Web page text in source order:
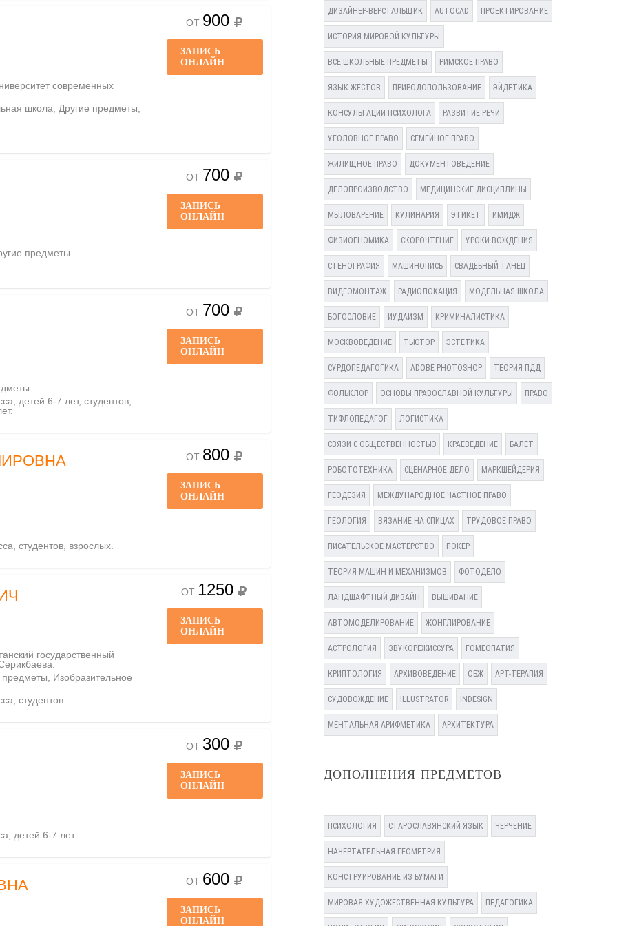
современных
школа, Другие предметы,
ОТ 900
ЗАПИСЬ
ОНЛАЙН
предметы.
ОТ 700
ЗАПИСЬ
ОНЛАЙН
детей 6-7 лет, студентов,
ОТ 700
ЗАПИСЬ
ОНЛАЙН
студентов, взрослых.
ОТ 800
ЗАПИСЬ
ОНЛАЙН
государственный
Изобразительное
студентов.
ОТ 1250
ЗАПИСЬ
ОНЛАЙН
детей 6-7 лет.
ОТ 300
ЗАПИСЬ
ОНЛАЙН
ОТ 600
ЗАПИСЬ
ОНЛАЙН
ДИЗАЙНЕР-ВЕРСТАЛЬЩИК AUTOCAD ПРОЕКТИРОВАНИЕ
ИСТОРИЯ МИРОВОЙ КУЛЬТУРЫ
ВСЕ ШКОЛЬНЫЕ ПРЕДМЕТЫ РИМСКОЕ ПРАВО
ЯЗЫК ЖЕСТОВ ПРИРОДОПОЛЬЗОВАНИЕ ЭЙДЕТИКА
КОНСУЛЬТАЦИИ ПСИХОЛОГА РАЗВИТИЕ РЕЧИ
УГОЛОВНОЕ ПРАВО СЕМЕЙНОЕ ПРАВО
ЖИЛИЩНОЕ ПРАВО ДОКУМЕНТОВЕДЕНИЕ
ДЕЛОПРОИЗВОДСТВО МЕДИЦИНСКИЕ ДИСЦИПЛИНЫ
МЫЛОВАРЕНИЕ КУЛИНАРИЯ ЭТИКЕТ ИМИДЖ
ФИЗИОГНОМИКА СКОРОЧТЕНИЕ УРОКИ ВОЖДЕНИЯ
СТЕНОГРАФИЯ МАШИНОПИСЬ СВАДЕБНЫЙ ТАНЕЦ
ВИДЕОМОНТАЖ РАДИОЛОКАЦИЯ МОДЕЛЬНАЯ ШКОЛА
БОГОСЛОВИЕ ИУДАИЗМ КРИМИНАЛИСТИКА
МОСКВОВЕДЕНИЕ ТЬЮТОР ЭСТЕТИКА
СУРДОПЕДАГОГИКА ADOBE PHOTOSHOP ТЕОРИЯ ПДД
ФОЛЬКЛОР ОСНОВЫ ПРАВОСЛАВНОЙ КУЛЬТУРЫ ПРАВО
ТИФЛОПЕДАГОГ ЛОГИСТИКА
СВЯЗИ С ОБЩЕСТВЕННОСТЬЮ КРАЕВЕДЕНИЕ БАЛЕТ
РОБОТОТЕХНИКА СЦЕНАРНОЕ ДЕЛО МАРКШЕЙДЕРИЯ
ГЕОДЕЗИЯ МЕЖДУНАРОДНОЕ ЧАСТНОЕ ПРАВО
ГЕОЛОГИЯ ВЯЗАНИЕ НА СПИЦАХ ТРУДОВОЕ ПРАВО
ПИСАТЕЛЬСКОЕ МАСТЕРСТВО ПОКЕР
ТЕОРИЯ МАШИН И МЕХАНИЗМОВ ФОТОДЕЛО
ЛАНДШАФТНЫЙ ДИЗАЙН ВЫШИВАНИЕ
АВТОМОДЕЛИРОВАНИЕ ЖОНГЛИРОВАНИЕ
АСТРОЛОГИЯ ЗВУКОРЕЖИССУРА ГОМЕОПАТИЯ
КРИПТОЛОГИЯ АРХИВОВЕДЕНИЕ ОБЖ АРТ-ТЕРАПИЯ
СУДОВОЖДЕНИЕ ILLUSTRATOR INDESIGN
МЕНТАЛЬНАЯ АРИФМЕТИКА АРХИТЕКТУРА
ДОПОЛНЕНИЯ ПРЕДМЕТОВ
ПСИХОЛОГИЯ СТАРОСЛАВЯНСКИЙ ЯЗЫК ЧЕРЧЕНИЕ
НАЧЕРТАТЕЛЬНАЯ ГЕОМЕТРИЯ
КОНСТРУИРОВАНИЕ ИЗ БУМАГИ
МИРОВАЯ ХУДОЖЕСТВЕННАЯ КУЛЬТУРА ПЕДАГОГИКА